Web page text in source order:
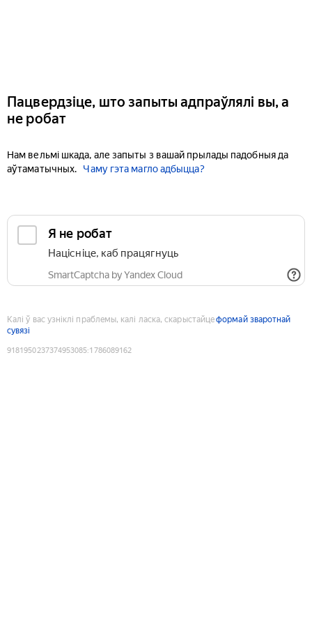
Пацвердзіце, што запыты адпраўлялі вы, а
не робат
Нам вельмі шкада, але запыты з вашай прылады падобныя да
аўтаматычных.
Чаму гэта магло адбыцца?
Я не робат
Націсніце, каб працягнуць
SmartCaptcha by Yandex Cloud
Калі ў вас узніклі праблемы, калі ласка, скарыстайцеформай зваротнай
сувязі
9181950237374953085:1786089162